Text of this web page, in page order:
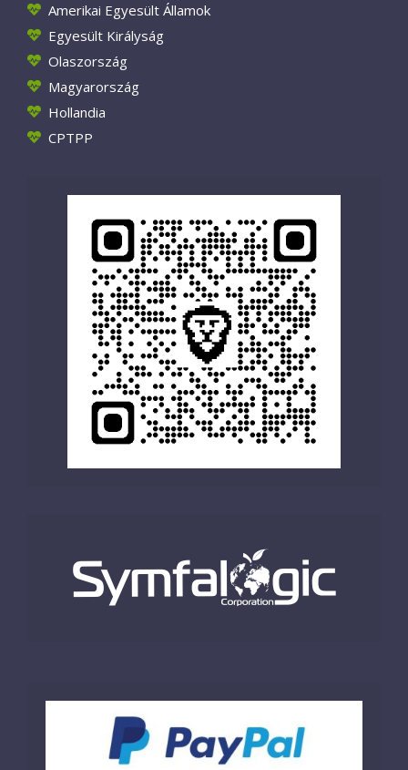
Amerikai Egyesült Államok
Egyesült Királyság
Olaszország
Magyarország
Hollandia
CPTPP